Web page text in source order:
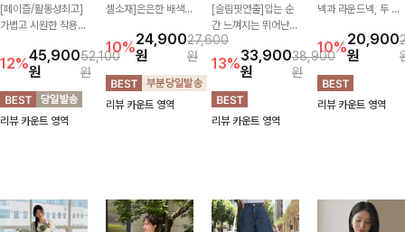
[페이즐/활동성최고]
가볍고 시원한 착용감
없이 즐기기 좋은 라
운드 니트 🤍 베이직
한 디자인으로 다양한
하의와 손쉽게 매치되
어 데일리하게 활용하
12%45,900
원
52,100
원
리뷰 카운트 영역
셀소재]은은한 배색
캐주얼하면서도 산뜻
한 무드 살려주는 니
트 가디건 💛 브이넥
라인에 슬림하게 떨어
지는 핏 더해져 단독
10%24,900
원
27,600
원
리뷰 카운트 영역
[슬림핏연출]입는 순
간 느껴지는 뛰어난
신축성으로 활동량 많
은 날에도 편안하게
🌿 발목이 드러나는
카프리 기장이 다리
라인을 더욱 길고 산
뜻하게 보여주며, 깔
13%33,900
원
38,900
원
리뷰 카운트 영역
넥과 라운드넥, 두 가
맞게 선택할 수 있는
활용도 높은 가디건
🤍 부드러운 착용감
과 베이직한 디자인으
로 단독은 물론 가볍
10%20,900
원
리뷰 카운트 영역